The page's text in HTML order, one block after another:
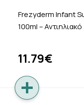
Frezyderm Infant
100ml – Αντιηλιακό
11.79€